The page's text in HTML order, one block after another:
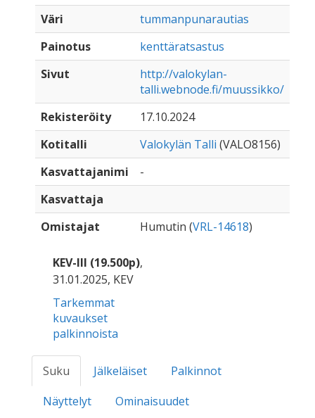
Väri
tummanpunarautias
Painotus
kenttäratsastus
Sivut
http://valokylan-
talli.webnode.fi/muussikko/
Rekisteröity
17.10.2024
Kotitalli
Valokylän Talli (VALO8156)
Kasvattajanimi
-
Kasvattaja
Omistajat
Humutin (VRL-14618)
KEV-III (19.500p),
31.01.2025, KEV
Tarkemmat
kuvaukset
palkinnoista
Suku Jälkeläiset
Palkinnot
Näyttelyt
Ominaisuudet